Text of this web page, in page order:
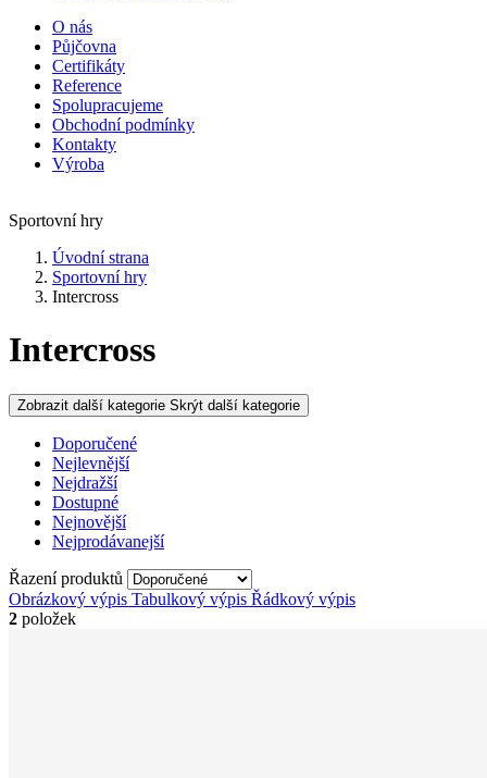
O nás
Půjčovna
Certifikáty
Reference
Spolupracujeme
Obchodní podmínky
Kontakty
Výroba
Sportovní hry
Úvodní strana
Sportovní hry
Intercross
Intercross
Zobrazit další kategorie Skrýt další kategorie
Doporučené
Nejlevnější
Nejdražší
Dostupné
Nejnovější
Nejprodávanejší
Řazení produktů
Obrázkový výpis Tabulkový výpis Řádkový výpis
2 položek